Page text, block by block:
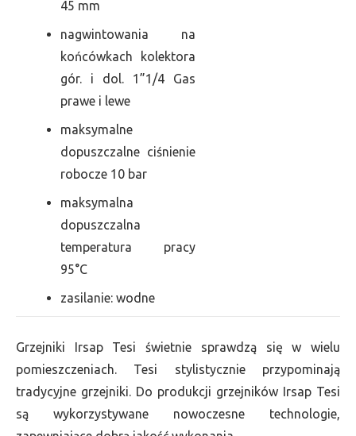
45 mm
nagwintowania na
końcówkach kolektora
gór. i dol. 1”1/4 Gas
prawe i lewe
maksymalne
dopuszczalne ciśnienie
robocze 10 bar
maksymalna
dopuszczalna
temperatura pracy
95°C
zasilanie: wodne
Grzejniki Irsap Tesi świetnie sprawdzą się w wielu
pomieszczeniach. Tesi stylistycznie przypominają
tradycyjne grzejniki. Do produkcji grzejników Irsap Tesi
są wykorzystywane nowoczesne technologie,